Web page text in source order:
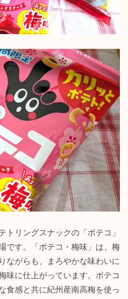
トリングスナックの「ポテコ」
です。「ポテコ・梅味」は、梅
ながらも、まろやかな味わいに
味に仕上がっています。ポテコ
食感と共に紀州産南高梅を使っ